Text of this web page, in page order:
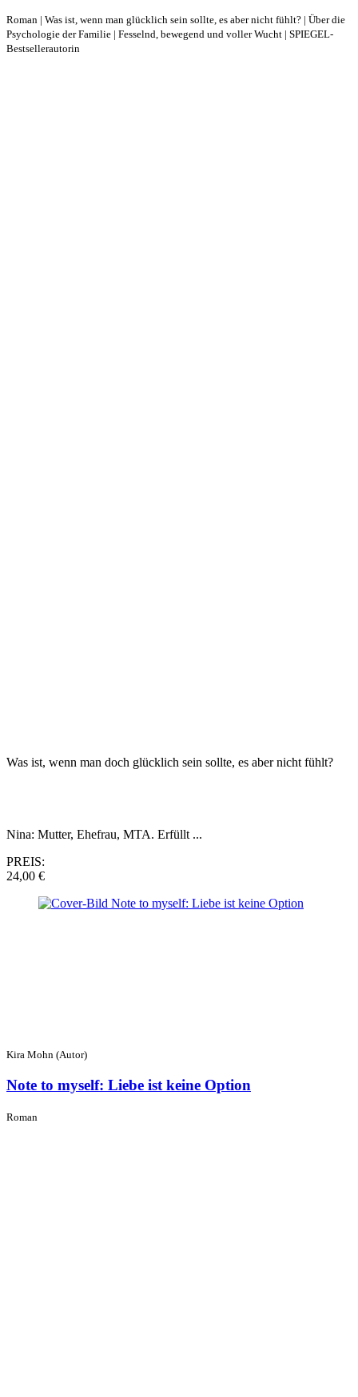
Roman | Was ist, wenn man glücklich sein sollte, es aber nicht fühlt? | Über die
Psychologie der Familie | Fesselnd, bewegend und voller Wucht | SPIEGEL-
Bestsellerautorin
Was ist, wenn man doch glücklich sein sollte, es aber nicht fühlt?
Nina: Mutter, Ehefrau, MTA. Erfüllt ...
PREIS:
24,00 €
Kira Mohn (Autor)
Note to myself: Liebe ist keine Option
Roman